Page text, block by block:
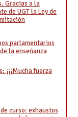
Gracias a la
de UGT la Ley de
parlamentarios
la enseñanza
¡¡¡Mucha fuerza
curso: exhaustos